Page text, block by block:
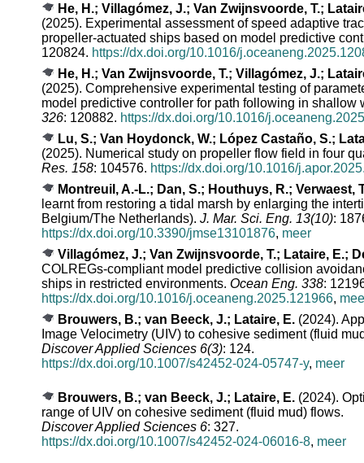
He, H.; Villagómez, J.; Van Zwijnsvoorde, T.;
(2025). Experimental assessment of speed adaptive
propeller-actuated ships based on model predictive
120824. https://dx.doi.org/10.1016/
He, H.; Van Zwijnsvoorde, T.; Villagómez, J.;
(2025). Comprehensive experimental testing of
model predictive controller for path following in shallow
326: 120882. https://dx.doi.org/10.1016/
Lu, S.; Van Hoydonck, W.; López Castaño, S.;
(2025). Numerical study on propeller flow field in four
Res. 158: 104576. https://dx.doi.org/10.1016/
Montreuil, A.-L.; Dan, S.; Houthuys, R.; Verwaest,
learnt from restoring a tidal marsh by enlarging the
Belgium/The Netherlands). J. Mar. Sci. Eng. 13(10):
https://dx.doi.org/10.3390/jmse13101876, meer
Villagómez, J.; Van Zwijnsvoorde, T.; Lataire, E.;
COLREGs-compliant model predictive collision
ships in restricted environments. Ocean Eng. 338:
https://dx.doi.org/10.1016/j.oceaneng.2025.121966,
Brouwers, B.; van Beeck, J.; Lataire, E. (2024).
Image Velocimetry (UIV) to cohesive sediment (fluid
Discover Applied Sciences 6(3): 124.
https://dx.doi.org/10.1007/s42452-024-05747-y, meer
Brouwers, B.; van Beeck, J.; Lataire, E. (2024).
range of UIV on cohesive sediment (fluid mud) flows.
Discover Applied Sciences 6: 327.
https://dx.doi.org/10.1007/s42452-024-06016-8, meer